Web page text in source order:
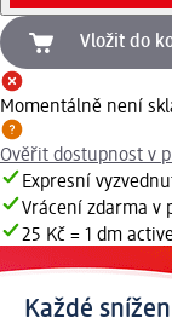
Vložit do
Momentálně není
Ověřit dostupnost v
Expresní
Vrácení zdarma v
25 Kč = 1 dm
Každé